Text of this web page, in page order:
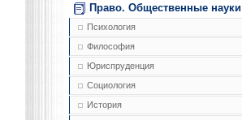
Право. Общественные науки
Психология
Философия
Юриспруденция
Социология
История